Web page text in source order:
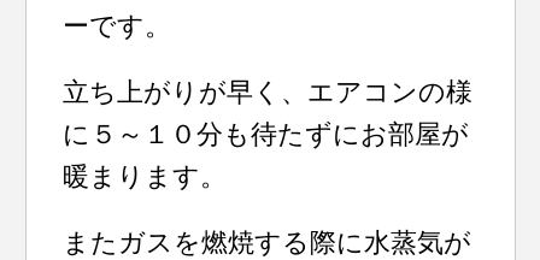
ーです。
立ち上がりが早く、エアコンの様
に５～１０分も待たずにお部屋が
暖まります。
またガスを燃焼する際に水蒸気が